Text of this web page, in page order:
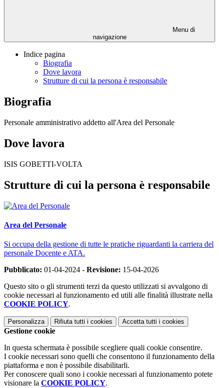
Menu di
navigazione
Indice pagina
Biografia
Dove lavora
Strutture di cui la persona è responsabile
Biografia
Personale amministrativo addetto all'Area del Personale
Dove lavora
ISIS GOBETTI-VOLTA
Strutture di cui la persona è responsabile
Area del Personale
Si occupa della gestione di tutte le pratiche riguardanti la carriera del
personale Docente e ATA.
Pubblicato: 01-04-2024 - Revisione: 15-04-2026
Questo sito o gli strumenti terzi da questo utilizzati si avvalgono di
cookie necessari al funzionamento ed utili alle finalità illustrate nella
COOKIE POLICY.
Personalizza Rifiuta tutti i cookies Accetta tutti i cookies
Gestione cookie
In questa schermata è possibile scegliere quali cookie consentire.
I cookie necessari sono quelli che consentono il funzionamento della
piattaforma e non è possibile disabilitarli.
Per conoscere quali sono i cookie necessari al funzionamento potete
visionare la COOKIE POLICY.